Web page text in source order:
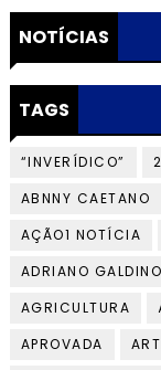
NOTÍCIAS
TAGS
“INVERÍDICO”
ABNNY CAETANO
AÇÃO1 NOTÍCIA
ADRIANO GALDINO
AGRICULTURA
APROVADA